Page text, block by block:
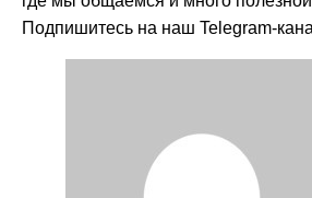
Подпишитесь на наш Telegram-